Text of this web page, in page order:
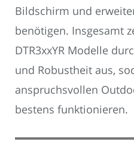
Bildschirm und
benötigen. Insgesamt
DTR3xxYR Modelle
und Robustheit aus,
anspruchsvollen
bestens funktionieren.